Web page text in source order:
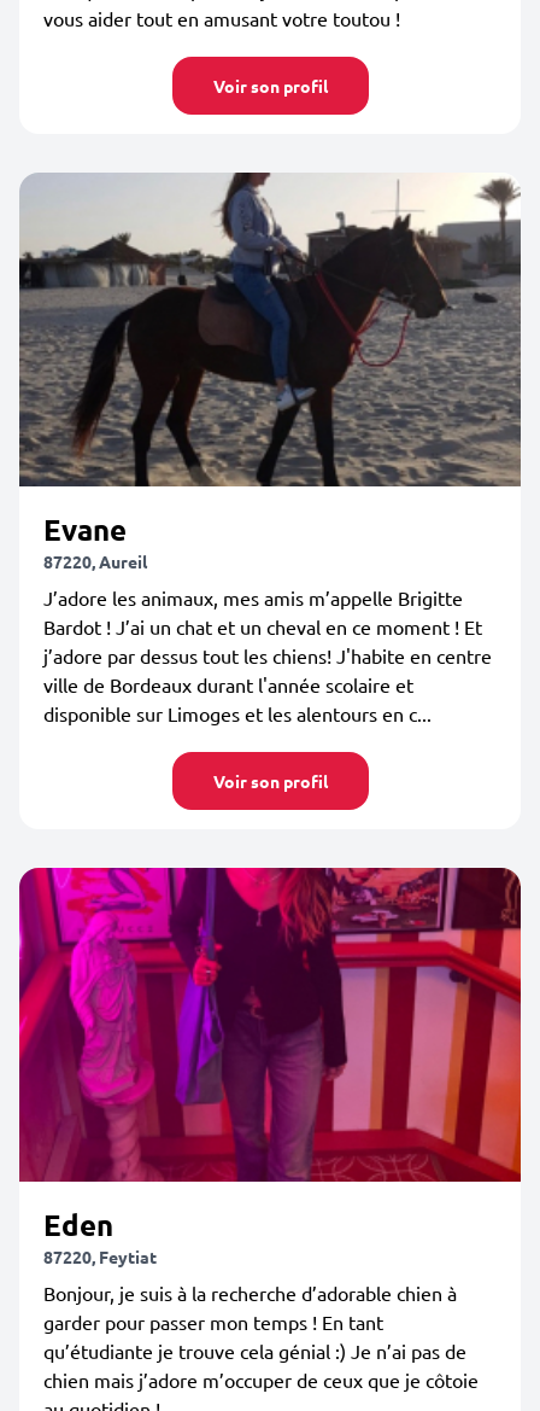
vous aider tout en amusant votre toutou !
Voir son profil
Evane
87220, Aureil
J’adore les animaux, mes amis m’appelle Brigitte
Bardot ! J’ai un chat et un cheval en ce moment ! Et
j’adore par dessus tout les chiens! J'habite en centre
ville de Bordeaux durant l'année scolaire et
disponible sur Limoges et les alentours en c...
Voir son profil
Eden
87220, Feytiat
Bonjour, je suis à la recherche d’adorable chien à
garder pour passer mon temps ! En tant
qu’étudiante je trouve cela génial :) Je n’ai pas de
chien mais j’adore m’occuper de ceux que je côtoie